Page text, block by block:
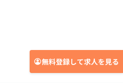
無料登録して求人を見る